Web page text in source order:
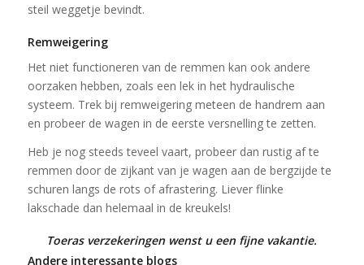
steil weggetje bevindt.
Remweigering
Het niet functioneren van de remmen kan ook andere
oorzaken hebben, zoals een lek in het hydraulische
systeem. Trek bij remweigering meteen de handrem aan
en probeer de wagen in de eerste versnelling te zetten.
Heb je nog steeds teveel vaart, probeer dan rustig af te
remmen door de zijkant van je wagen aan de bergzijde te
schuren langs de rots of afrastering. Liever flinke
lakschade dan helemaal in de kreukels!
Toeras verzekeringen wenst u een fijne vakantie.
Andere interessante blogs